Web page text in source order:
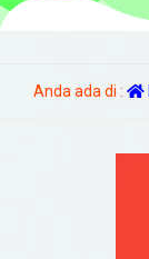
Anda ada di :